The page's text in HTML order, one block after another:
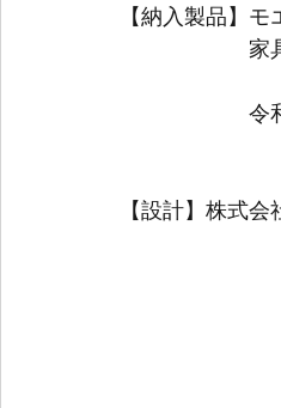
【納入製品】
家具用練付
令和６年
【設計】株式